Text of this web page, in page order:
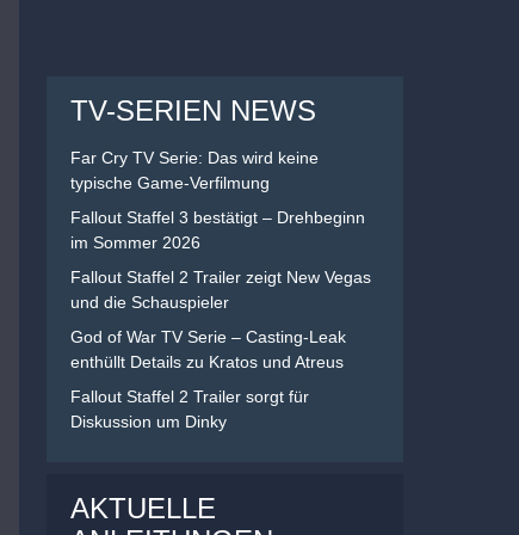
TV-SERIEN NEWS
Far Cry TV Serie: Das wird keine
typische Game-Verfilmung
Fallout Staffel 3 bestätigt – Drehbeginn
im Sommer 2026
Fallout Staffel 2 Trailer zeigt New Vegas
und die Schauspieler
God of War TV Serie – Casting-Leak
enthüllt Details zu Kratos und Atreus
Fallout Staffel 2 Trailer sorgt für
Diskussion um Dinky
AKTUELLE